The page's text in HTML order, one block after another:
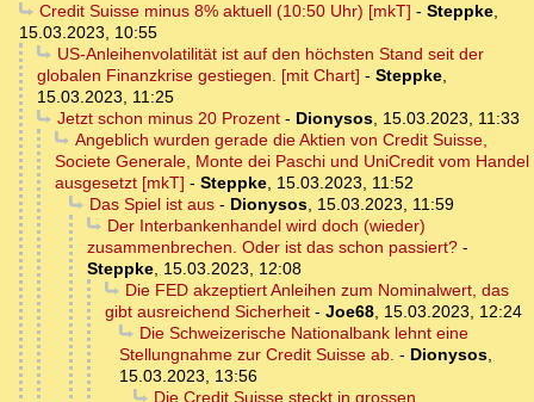
Credit Suisse minus 8% aktuell (10:50 Uhr) [mkT] - Steppke,
15.03.2023, 10:55
US-Anleihenvolatilität ist auf den höchsten Stand seit der
globalen Finanzkrise gestiegen. [mit Chart] - Steppke,
15.03.2023, 11:25
Jetzt schon minus 20 Prozent- Dionysos, 15.03.2023, 11:33
Angeblich wurden gerade die Aktien von Credit Suisse,
Societe Generale, Monte dei Paschi und UniCredit vom Handel
ausgesetzt [mkT] - Steppke, 15.03.2023, 11:52
Das Spiel ist aus- Dionysos, 15.03.2023, 11:59
Der Interbankenhandel wird doch (wieder)
zusammenbrechen. Oder ist das schon passiert? -
Steppke, 15.03.2023, 12:08
Die FED akzeptiert Anleihen zum Nominalwert, das
gibt ausreichend Sicherheit - Joe68, 15.03.2023, 12:24
Die Schweizerische Nationalbank lehnt eine
Stellungnahme zur Credit Suisse ab. - Dionysos,
15.03.2023, 13:56
Die Credit Suisse steckt in grossen